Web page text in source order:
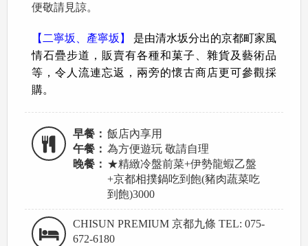
便敬請見諒。
【二寧坂、產寧坂】 是由清水坂分出的京都町家風
情石疊步道，販賣有各種和菓子、雜貨及藝術品
等，令人流連忘返，兩旁的懷古商店更可參觀採
購。
早餐： 飯店內享用
午餐： 為方便遊玩 敬請自理
晚餐： ★精緻冷盤前菜+伊勢龍蝦乙盤
+京都相撲鍋吃到飽(豬肉蔬菜吃
到飽)3000
CHISUN PREMIUM 京都九條 TEL: 075-
672-6180